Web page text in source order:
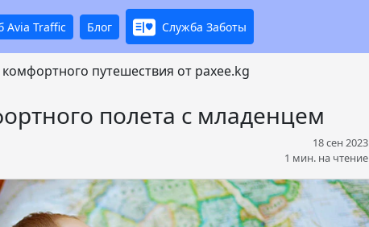
Avia Traffic Блог Служба Заботы
путешествия от paxee.kg
полета с младенцем
18 сен 2023
1 мин. на чтение